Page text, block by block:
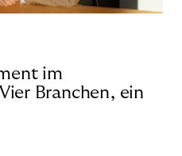
im
Branchen, ein